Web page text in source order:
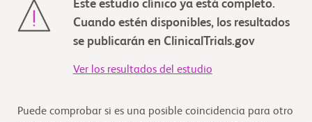
Este estudio clínico ya está completo.
Cuando estén disponibles, los resultados
se publicarán en ClinicalTrials.gov
Ver los resultados del estudio
Puede comprobar si es una posible coincidencia para otro